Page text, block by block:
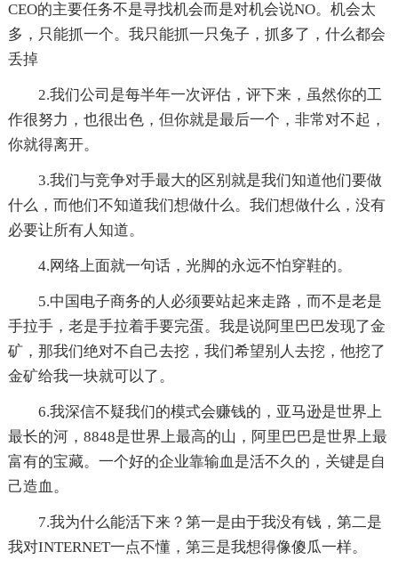
CEO的主要任务不是寻找机会而是对机会说NO。机会太
多，只能抓一个。我只能抓一只兔子，抓多了，什么都会
丢掉
2.我们公司是每半年一次评估，评下来，虽然你的工
作很努力，也很出色，但你就是最后一个，非常对不起，
你就得离开。
3.我们与竞争对手最大的区别就是我们知道他们要做
什么，而他们不知道我们想做什么。我们想做什么，没有
必要让所有人知道。
4.网络上面就一句话，光脚的永远不怕穿鞋的。
5.中国电子商务的人必须要站起来走路，而不是老是
手拉手，老是手拉着手要完蛋。我是说阿里巴巴发现了金
矿，那我们绝对不自己去挖，我们希望别人去挖，他挖了
金矿给我一块就可以了。
6.我深信不疑我们的模式会赚钱的，亚马逊是世界上
最长的河，8848是世界上最高的山，阿里巴巴是世界上最
富有的宝藏。一个好的企业靠输血是活不久的，关键是自
己造血。
7.我为什么能活下来？第一是由于我没有钱，第二是
我对INTERNET一点不懂，第三是我想得像傻瓜一样。